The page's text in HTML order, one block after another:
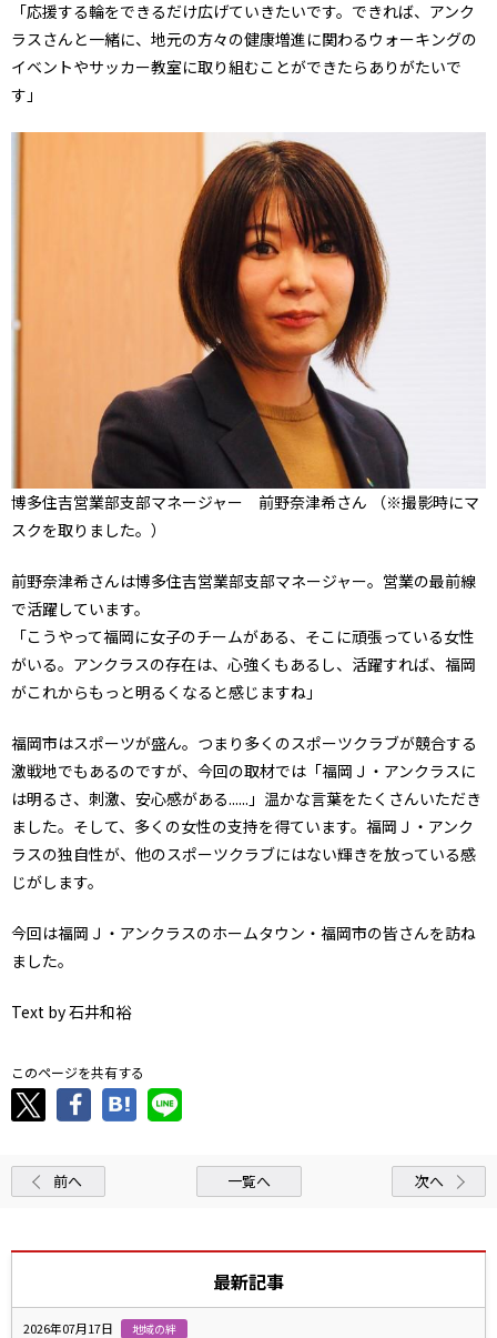
「応援する輪をできるだけ広げていきたいです。できれば、アンク
ラスさんと一緒に、地元の方々の健康増進に関わるウォーキングの
イベントやサッカー教室に取り組むことができたらありがたいで
す」
博多住吉営業部支部マネージャー 前野奈津希さん （※撮影時にマ
スクを取りました。）
前野奈津希さんは博多住吉営業部支部マネージャー。営業の最前線
で活躍しています。
「こうやって福岡に女子のチームがある、そこに頑張っている女性
がいる。アンクラスの存在は、心強くもあるし、活躍すれば、福岡
がこれからもっと明るくなると感じますね」
福岡市はスポーツが盛ん。つまり多くのスポーツクラブが競合する
激戦地でもあるのですが、今回の取材では「福岡Ｊ・アンクラスに
は明るさ、刺激、安心感がある......」温かな言葉をたくさんいただき
ました。そして、多くの女性の支持を得ています。福岡Ｊ・アンク
ラスの独自性が、他のスポーツクラブにはない輝きを放っている感
じがします。
今回は福岡Ｊ・アンクラスのホームタウン・福岡市の皆さんを訪ね
ました。
Text by 石井和裕
このページを共有する
前へ 一覧へ 次へ
最新記事
2026年07月17日 地域の絆